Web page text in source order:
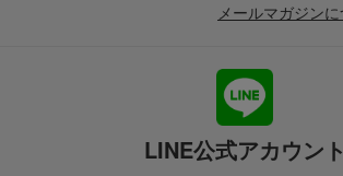
メールマガジン
LINE公式アカウント